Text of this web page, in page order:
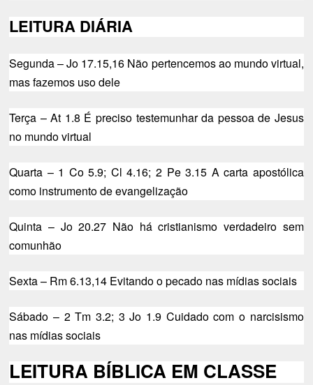
LEITURA DIÁRIA
Segunda – Jo 17.15,16 Não pertencemos ao mundo virtual,
mas fazemos uso dele
Terça – At 1.8 É preciso testemunhar da pessoa de Jesus
no mundo virtual
Quarta – 1 Co 5.9; Cl 4.16; 2 Pe 3.15 A carta apostólica
como instrumento de evangelização
Quinta – Jo 20.27 Não há cristianismo verdadeiro sem
comunhão
Sexta – Rm 6.13,14 Evitando o pecado nas mídias sociais
Sábado – 2 Tm 3.2; 3 Jo 1.9 Cuidado com o narcisismo
nas mídias sociais
LEITURA BÍBLICA EM CLASSE